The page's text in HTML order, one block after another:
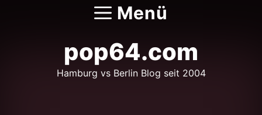
Menü
pop64.com
Hamburg vs Berlin Blog seit 2004